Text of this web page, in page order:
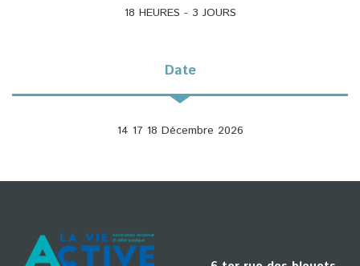
18 HEURES - 3 JOURS
Date
14 17 18 Décembre 2026